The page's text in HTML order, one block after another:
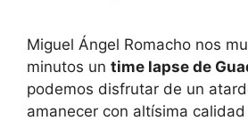
Miguel Ángel Romacho nos
minutos un time lapse de
podemos disfrutar de un
amanecer con altísima